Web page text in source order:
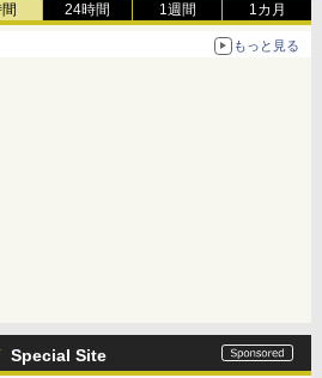
24時間 1週間 1カ月
もっと見る
Special Site